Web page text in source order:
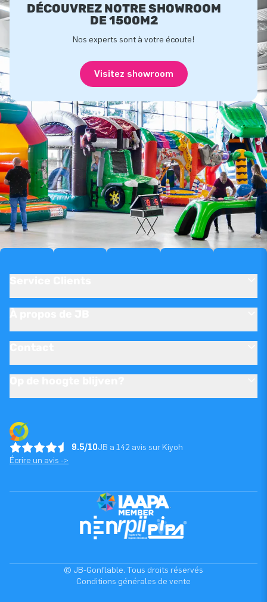
DÉCOUVREZ NOTRE SHOWROOM
DE 1500M2
Nos experts sont à votre écoute!
Visitez showroom
9.5/10JB a 142 avis sur Kiyoh
Écrire un avis ->
© JB-Gonflable. Tous droits réservés
Conditions générales de vente